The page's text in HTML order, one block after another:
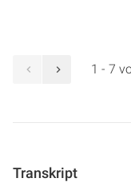
1 - 7
Transkript